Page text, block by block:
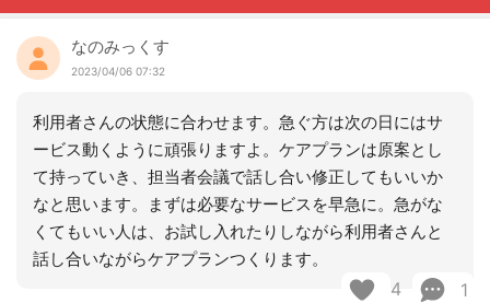
なのみっくす
2023/04/06 07:32
利用者さんの状態に合わせます。急ぐ方は次の日にはサ
ービス動くように頑張りますよ。ケアプランは原案とし
て持っていき、担当者会議で話し合い修正してもいいか
なと思います。まずは必要なサービスを早急に。急がな
くてもいい人は、お試し入れたりしながら利用者さんと
話し合いながらケアプランつくります。
4 1